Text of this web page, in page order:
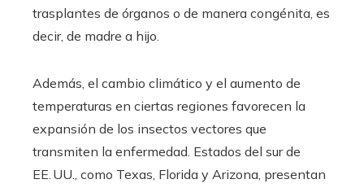
trasplantes de órganos o de manera congénita, es
decir, de madre a hijo.
Además, el cambio climático y el aumento de
temperaturas en ciertas regiones favorecen la
expansión de los insectos vectores que
transmiten la enfermedad. Estados del sur de
EE. UU., como Texas, Florida y Arizona, presentan